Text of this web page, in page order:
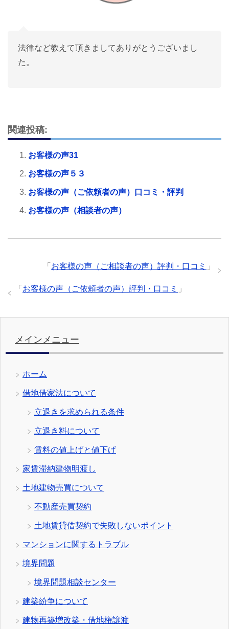
法律など教えて頂きましてありがとうございまし
た。
関連投稿:
お客様の声31
お客様の声５３
お客様の声（ご依頼者の声）口コミ・評判
お客様の声（相談者の声）
「 お客様の声（ご相談者の声）評判・口コミ 」
「 お客様の声（ご依頼者の声）評判・口コミ 」
メインメニュー
ホーム
借地借家法について
立退きを求められる条件
立退き料について
賃料の値上げと値下げ
家賃滞納建物明渡し
土地建物売買について
不動産売買契約
土地賃貸借契約で失敗しないポイント
マンションに関するトラブル
境界問題
境界問題相談センター
建築紛争について
建物再築増改築・借地権譲渡